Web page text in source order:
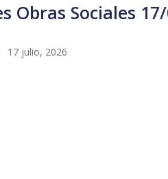
Obras Sociales
17 julio, 2026